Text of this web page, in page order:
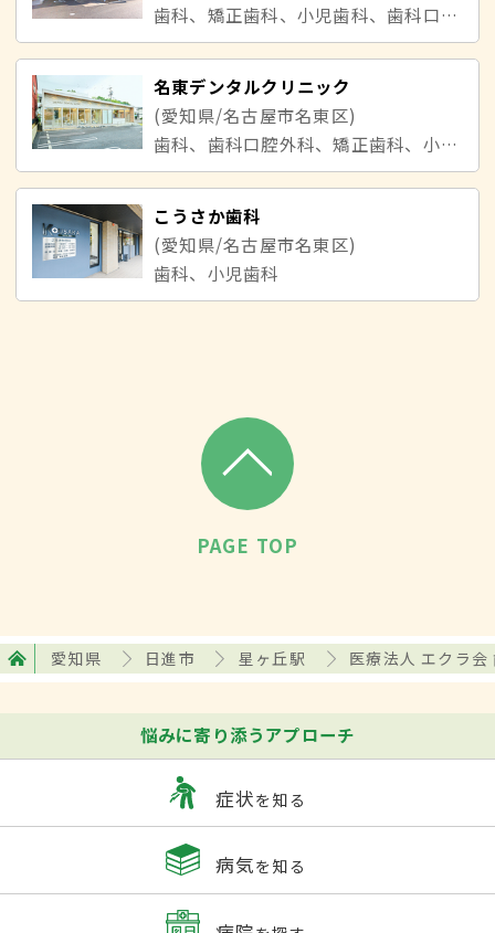
歯科、矯正歯科、小児歯科、歯科口腔外科
名東デンタルクリニック
(愛知県/名古屋市名東区)
歯科、歯科口腔外科、矯正歯科、小児歯科
こうさか歯科
(愛知県/名古屋市名東区)
歯科、小児歯科
PAGE TOP
愛知県 日進市 星ヶ丘駅 医療法人 エクラ
悩みに寄り添うアプローチ
症状を知る
病気を知る